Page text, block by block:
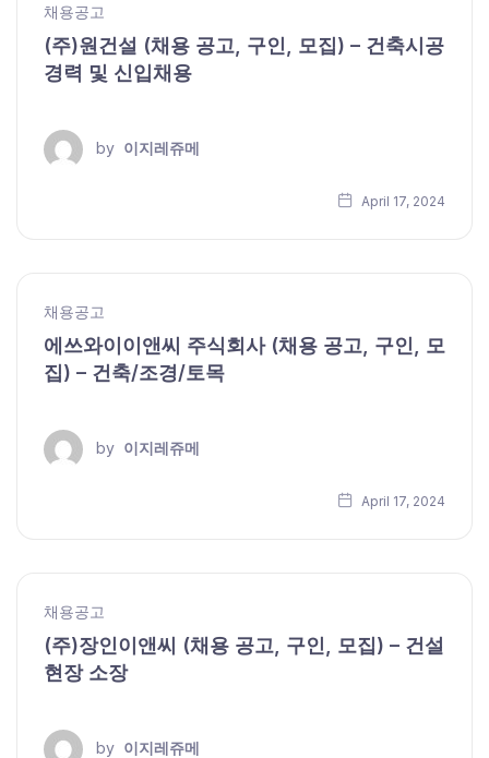
채용공고
(주)원건설 (채용 공고, 구인, 모집) – 건축시공
경력 및 신입채용
by 이지레쥬메
April 17, 2024
채용공고
에쓰와이이앤씨 주식회사 (채용 공고, 구인, 모
집) – 건축/조경/토목
by 이지레쥬메
April 17, 2024
채용공고
(주)장인이앤씨 (채용 공고, 구인, 모집) – 건설
현장 소장
by 이지레쥬메